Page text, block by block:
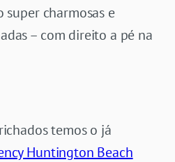
super charmosas e
– com direito a pé na
temos o já
Huntington Beach